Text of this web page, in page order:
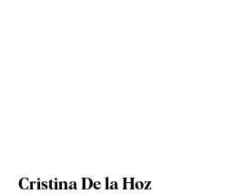
Cristina De la Hoz